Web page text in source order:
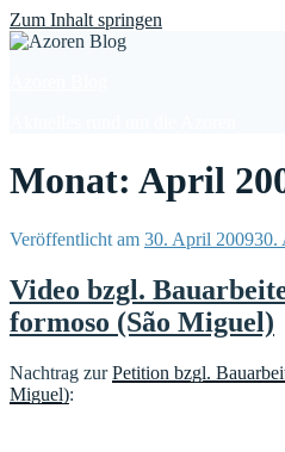
Zum Inhalt springen
Monat: April
Veröffentlicht am 30. April 200930.
Video bzgl.
formoso (São Miguel)
Nachtrag zurPetition bzgl.
Miguel):